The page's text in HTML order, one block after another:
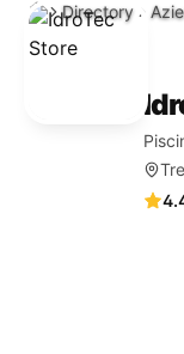
HomeDirectory